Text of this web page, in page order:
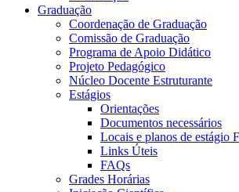
Graduação
Coordenação de Graduação
Comissão de Graduação
Programa de Apoio Didático
Projeto Pedagógico
Núcleo Docente Estruturante
Estágios
Orientações
Documentos necessários
Locais e planos de estágio
Links Úteis
FAQs
Grades Horárias